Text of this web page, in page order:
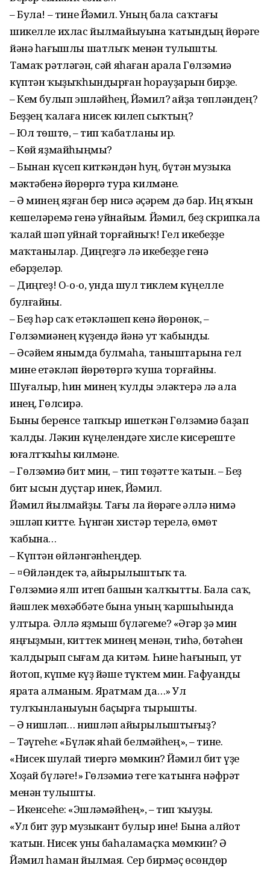
– Була! – тине Йәмил. Уның бала саҡтағы
шикелле ихлас йылмайыуына ҡатындың йөрәге
йәнә һағышлы шатлыҡ менән тулышты.
Тамаҡ рәтләгән, сәй яһаған арала Гөлзәмиә
күптән ҡыҙыҡһындырған һорауҙарын бирҙе.
– Кем булып эшләйһең, Йәмил? Ҡайҙа төпләндең?
Беҙҙең ҡалаға нисек килеп сыҡтың?
– Юл төштө, – тип ҡабатланы ир.
– Көй яҙмайһыңмы?
– Бынан күсеп киткәндән һуң, бүтән музыка
мәктәбенә йөрөргә тура килмәне.
– Ә минең яҙған бер нисә әҫәрем дә бар. Иң яҡын
кешеләремә генә уйнайым. Йәмил, беҙ скрипкала
ҡалай шәп уйнай торғайныҡ! Гел икебеҙҙе
маҡтанылар. Диңгеҙгә лә икебеҙҙе генә
ебәрҙеләр.
– Диңгеҙ! О-о-о, унда шул тиклем күңелле
булғайны.
– Беҙ һәр саҡ етәкләшеп кенә йөрөнөк, –
Гөлзәмиәнең күҙендә йәнә ут ҡабынды.
– Әсәйем янымда булмаһа, таныштарына гел
мине етәкләп йөрөтөргә ҡуша торғайны.
Шуғалыр, һин минең ҡулды эләктерә лә ала
инең, Гөлсирә.
Быны беренсе тапҡыр ишеткән Гөлзәмиә баҙап
ҡалды. Ләкин күңелендәге хисле кисереште
юғалтҡыһы килмәне.
– Гөлзәмиә бит мин, – тип төҙәтте ҡатын. – Беҙ
бит ысын дуҫтар инек, Йәмил.
Йәмил йылмайҙы. Тағы ла йөрәге әллә нимә
эшләп китте. Һүнгән хистәр терелә, өмөт
ҡабына…
– Күптән өйләнгәнһеңдер.
– ¤Өйләндек тә, айырылыштыҡ та.
Гөлзәмиә ялп итеп башын ҡалҡытты. Бала саҡ,
йәшлек мөхәббәте бына уның ҡаршыһында
ултыра. Әллә яҙмыш бүләгеме? «Әгәр ҙә мин
яңғыҙмын, киттек минең менән, тиһә, бөтәһен
ҡалдырып сығам да китәм. Һине һағынып, ут
йотоп, күпме күҙ йәше түктем мин. Fафуанды
ярата алманым. Яратмам да…» Ул
тулҡынланыуын баҫырға тырышты.
– Ә нишләп… нишләп айырылыштығыҙ?
– Тәүгеһе: «Бүләк яһай белмәйһең», – тине.
«Нисек шулай тиергә мөмкин? Йәмил бит үҙе
Хоҙай бүләге!» Гөлзәмиә теге ҡатынға нәфрәт
менән тулышты.
– Икенсеһе: «Эшләмәйһең», – тип ҡыуҙы.
«Ул бит ҙур музыкант булыр ине! Бына алйот
ҡатын. Нисек уны баһаламаҫҡа мөмкин? Ә
Йәмил һаман йылмая. Сер бирмәҫ өсөндөр